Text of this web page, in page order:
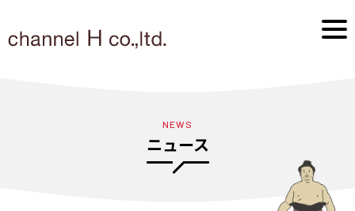
NEWS
ニュース